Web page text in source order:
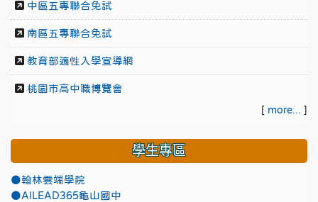
中區五專聯合免試
南區五專聯合免試
教育部適性入學宣導網
桃園市高中職博覽會
[ more... ]
學生專區
●翰林雲端學院
●AILEAD365龜山國中